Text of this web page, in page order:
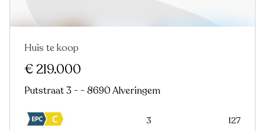
Huis te koop
€ 219.000
Putstraat 3 - - 8690 Alveringem
3 127